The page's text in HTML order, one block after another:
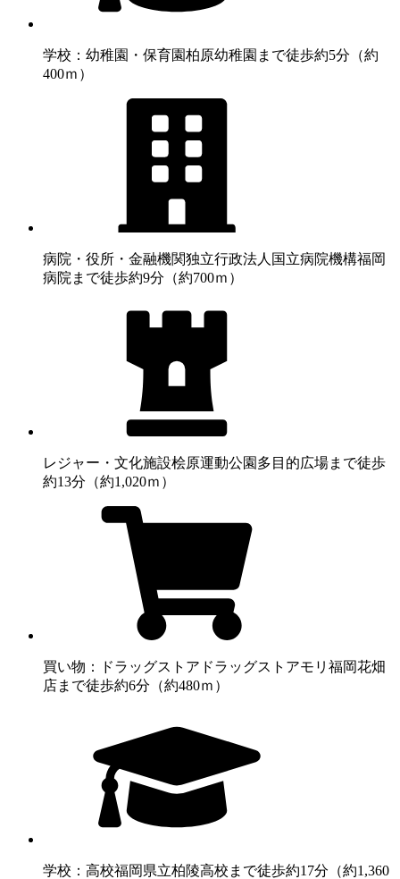
学校：幼稚園・保育園柏原幼稚園まで徒歩約5分（約
400ｍ）
病院・役所・金融機関独立行政法人国立病院機構福岡
病院まで徒歩約9分（約700ｍ）
レジャー・文化施設桧原運動公園多目的広場まで徒歩
約13分（約1,020ｍ）
買い物：ドラッグストア ドラッグストアモリ福岡花畑
店まで徒歩約6分（約480ｍ）
学校：高校福岡県立柏陵高校まで徒歩約17分（約1,360